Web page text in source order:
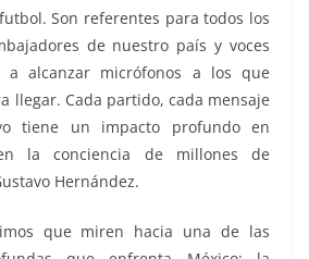
Son referentes para todos los
de nuestro país y voces
a alcanzar micrófonos a los que
llegar. Cada partido, cada mensaje
tiene un impacto profundo en
la conciencia de millones de
Hernández.
que miren hacia una de las